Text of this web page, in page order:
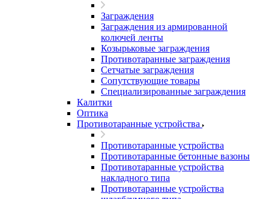
Заграждения
Заграждения из армированной
колючей ленты
Козырьковые заграждения
Противотаранные заграждения
Сетчатые заграждения
Сопутствующие товары
Специализированные заграждения
Калитки
Оптика
Противотаранные устройства
Противотаранные устройства
Противотаранные бетонные вазоны
Противотаранные устройства
накладного типа
Противотаранные устройства